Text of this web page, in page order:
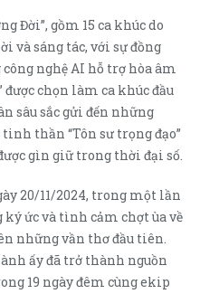
Đời”, gồm 15 ca khúc do
và sáng tác, với sự đồng
nghệ AI hỗ trợ hòa âm
được chọn làm ca khúc đầu
sâu sắc gửi đến những
thần “Tôn sư trọng đạo”
gìn giữ trong thời đại số.
20/11/2024, trong một lần
ức và tình cảm chợt ùa về
những vần thơ đầu tiên.
ấy đã trở thành nguồn
19 ngày đêm cùng ekip